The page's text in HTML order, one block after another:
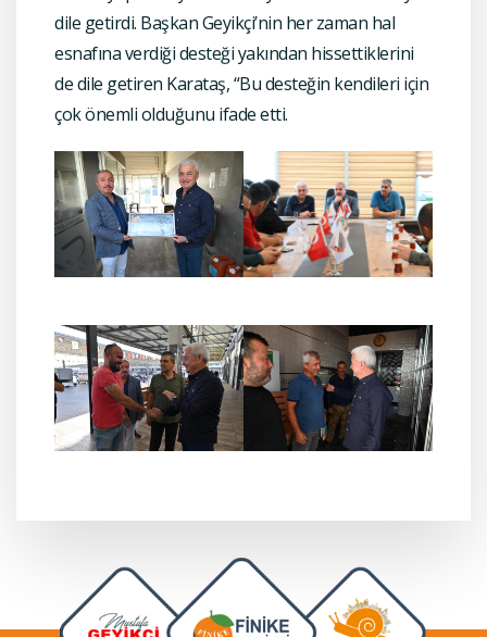
dile getirdi. Başkan Geyikçi’nin her zaman hal
esnafına verdiği desteği yakından hissettiklerini
de dile getiren Karataş, “Bu desteğin kendileri için
çok önemli olduğunu ifade etti.